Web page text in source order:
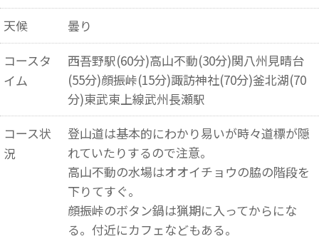
天候
曇り
コースタ
イム
西吾野駅(60分)高山不動(30分)関八州見晴台
(55分)顔振峠(15分)諏訪神社(70分)釜北湖(70
分)東武東上線武州長瀬駅
コース状
況
登山道は基本的にわかり易いが時々道標が隠
れていたりするので注意。
高山不動の水場はオオイチョウの脇の階段を
下りてすぐ。
顔振峠のボタン鍋は猟期に入ってからにな
る。付近にカフェなどもある。